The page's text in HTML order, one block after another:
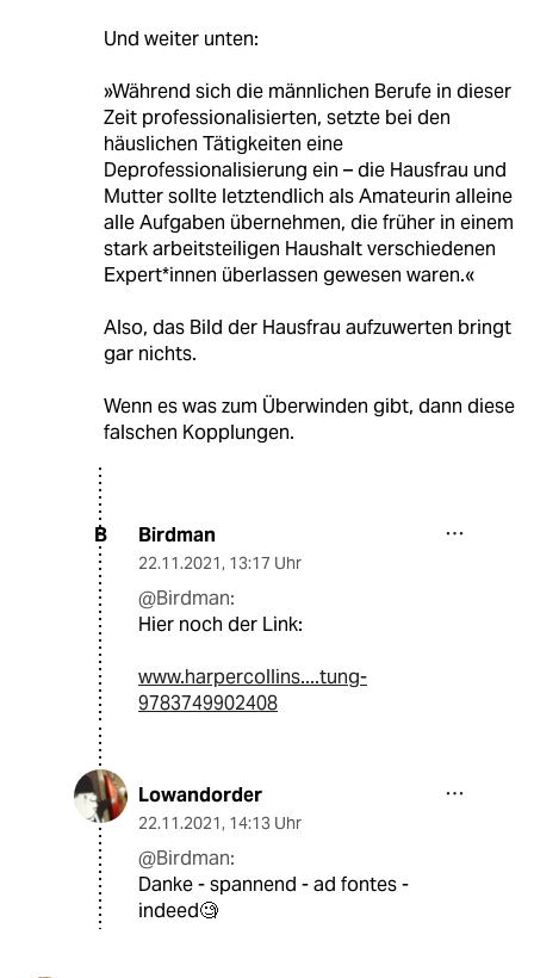
Und weiter unten:
»Während sich die männlichen Berufe in dieser
Zeit professionalisierten, setzte bei den
häuslichen Tätigkeiten eine
Deprofessionalisierung ein – die Hausfrau und
Mutter sollte letztendlich als Amateurin alleine
alle Aufgaben übernehmen, die früher in einem
stark arbeitsteiligen Haushalt verschiedenen
Expert*innen überlassen gewesen waren.«
Also, das Bild der Hausfrau aufzuwerten bringt
gar nichts.
Wenn es was zum Überwinden gibt, dann diese
falschen Kopplungen.
B Birdman
22.11.2021, 13:17 Uhr
@Birdman:
Hier noch der Link:
www.harpercollins....tung-
9783749902408
Lowandorder
22.11.2021, 14:13 Uhr
@Birdman:
Danke - spannend - ad fontes -
indeed🧐